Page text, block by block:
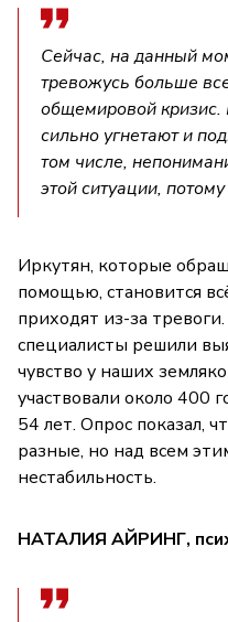
Сейчас, на данный
тревожусь больше
общемировой кризис.
сильно угнетают и
том числе,
этой ситуации,
Иркутян, которые
помощью, становится
приходят из-за
специалисты решили
чувство у наших
участвовали около 400
54 лет. Опрос показал,
разные, но над всем
нестабильность.
НАТАЛИЯ АЙРИНГ,